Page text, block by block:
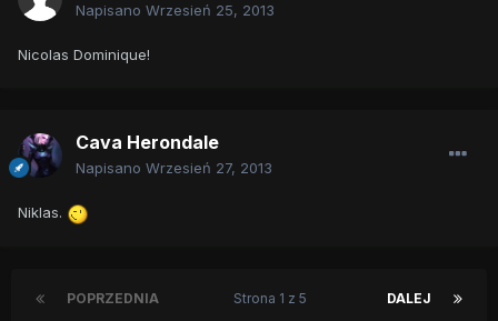
Napisano Wrzesień 25, 2013
Nicolas Dominique!
Cava Herondale
Napisano Wrzesień 27, 2013
Niklas.
POPRZEDNIA DALEJ
Strona 1 z 5